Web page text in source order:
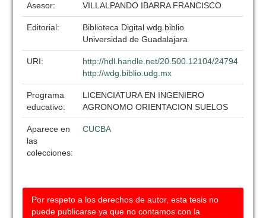
Asesor: VILLALPANDO IBARRA FRANCISCO
Editorial:
Biblioteca Digital wdg.biblio
Universidad de Guadalajara
URI:
http://hdl.handle.net/20.500.12104/24794
http://wdg.biblio.udg.mx
Programa
educativo:
LICENCIATURA EN INGENIERO
AGRONOMO ORIENTACION SUELOS
Aparece en
las
colecciones:
CUCBA
Por respeto a los derechos de autor, esta tesis no
puede publicarse ya que no contamos con la